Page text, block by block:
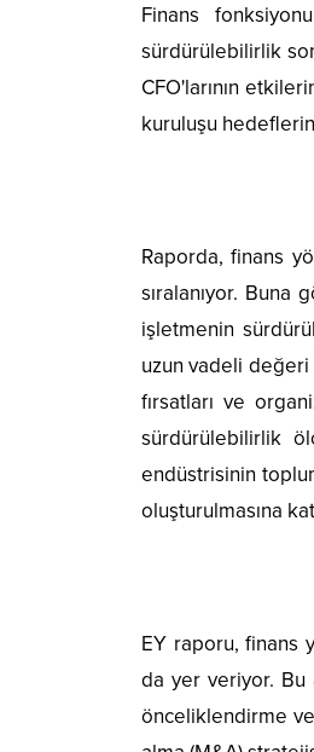
Finans
sürdürülebilirlik
CFO'larının
kuruluşu
Raporda, finans
sıralanıyor.
işletmenin
uzun vadeli değeri
fırsatları ve
sürdürülebilirlik
endüstrisinin
oluşturulmasına
EY raporu, finans
da yer veriyor. Bu
önceliklendirme